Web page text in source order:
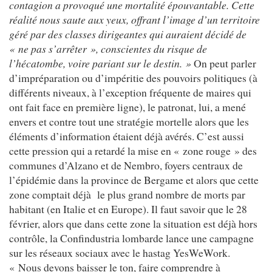
contagion a provoqué une mortalité épouvantable. Cette
réalité nous saute aux yeux, offrant l’image d’un territoire
géré par des classes dirigeantes qui auraient décidé de
« ne pas s’arrêter », conscientes du risque de
l’hécatombe, voire pariant sur le destin. » On peut parler
d’impréparation ou d’impéritie des pouvoirs politiques (à
différents niveaux, à l’exception fréquente de maires qui
ont fait face en première ligne), le patronat, lui, a mené
envers et contre tout une stratégie mortelle alors que les
éléments d’information étaient déjà avérés. C’est aussi
cette pression qui a retardé la mise en « zone rouge » des
communes d’Alzano et de Nembro, foyers centraux de
l’épidémie dans la province de Bergame et alors que cette
zone comptait déjà le plus grand nombre de morts par
habitant (en Italie et en Europe). Il faut savoir que le 28
février, alors que dans cette zone la situation est déjà hors
contrôle, la Confindustria lombarde lance une campagne
sur les réseaux sociaux avec le hastag YesWeWork.
« Nous devons baisser le ton, faire comprendre à